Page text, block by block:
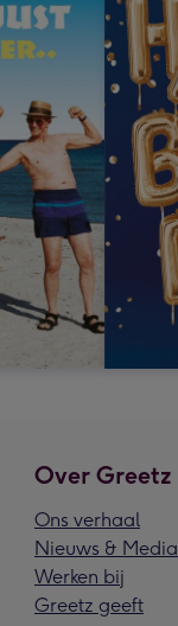
Over Greetz
Ons verhaal
Nieuws & Media
Werken bij
Greetz geeft